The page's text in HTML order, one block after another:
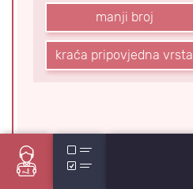
manji broj
kraća pripovjedna vrsta
Prethodni zadatak